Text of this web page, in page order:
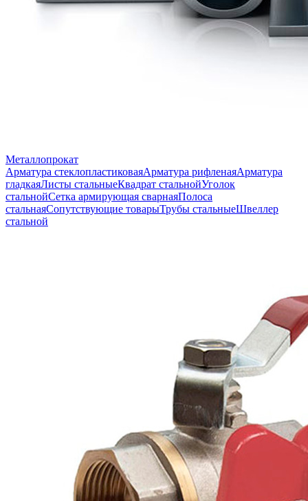
Металлопрокат
Арматура стеклопластиковаяАрматура рифленаяАрматура
гладкаяЛисты стальныеКвадрат стальнойУголок
стальнойСетка армирующая сварнаяПолоса
стальнаяСопутствующие товарыТрубы стальныеШвеллер
стальной